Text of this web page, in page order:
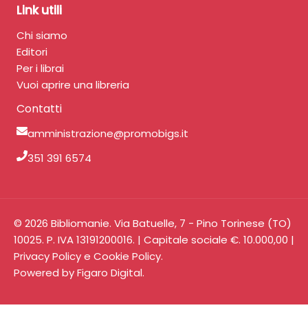
Link utili
Chi siamo
Editori
Per i librai
Vuoi aprire una libreria
Contatti
amministrazione@promobigs.it
351 391 6574
© 2026 Bibliomanie. Via Batuelle, 7 - Pino Torinese (TO)
10025. P. IVA 13191200016. | Capitale sociale €. 10.000,00 |
Privacy Policye Cookie Policy.
Powered byFigaro Digital.